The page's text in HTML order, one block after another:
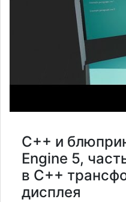
С++ и
Engine 5,
в С++
дисплея